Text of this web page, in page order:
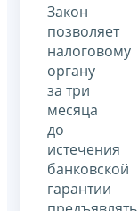
Закон
позволяет
налоговому
органу
за три
месяца
до
истечения
банковской
гарантии